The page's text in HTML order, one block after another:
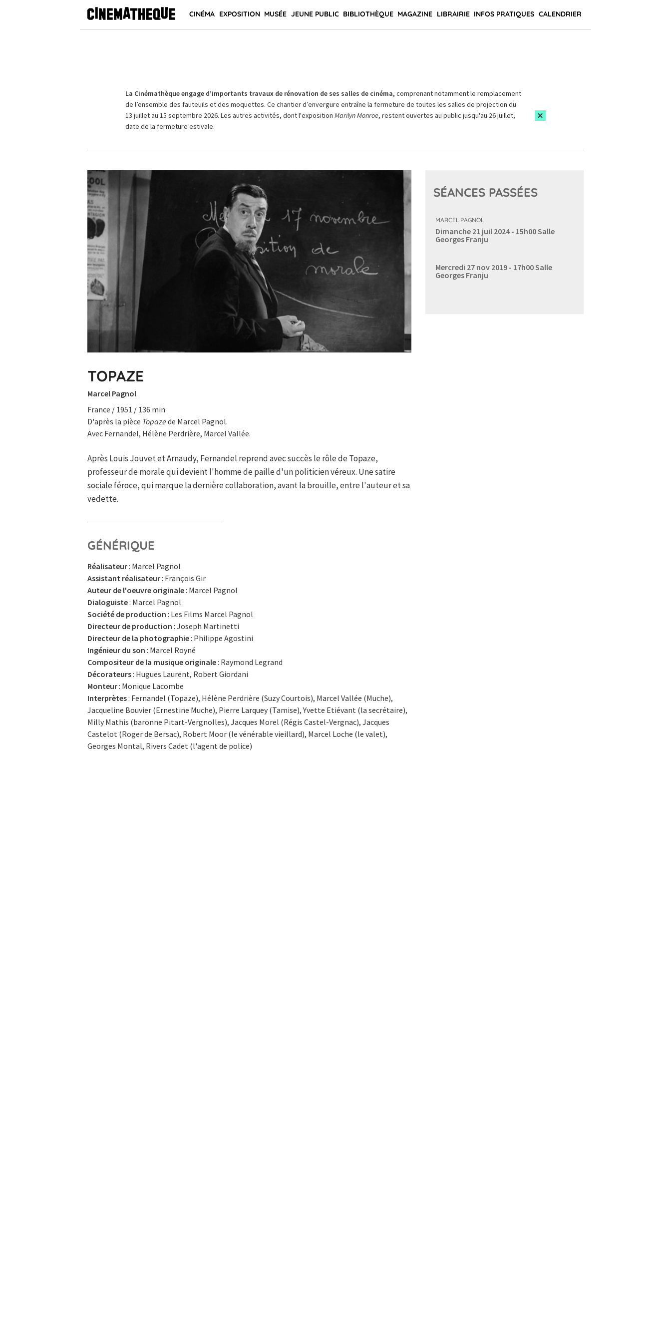
CINÉMA EXPOSITION MUSÉE JEUNE PUBLIC BIBLIOTHÈQUE MAGAZINE LIBRAIRIE INFOS PRATIQUES CALENDRIER
La Cinémathèque engage d’importants travaux de rénovation de ses salles de cinéma, comprenant notamment le remplacement
de l’ensemble des fauteuils et des moquettes. Ce chantier d’envergure entraîne la fermeture de toutes les salles de projection du
13 juillet au 15 septembre 2026. Les autres activités, dont l'exposition Marilyn Monroe, restent ouvertes au public jusqu'au 26 juillet,
date de la fermeture estivale.
TOPAZE
Marcel Pagnol
France / 1951 / 136 min
D'après la pièce Topaze de Marcel Pagnol.
Avec Fernandel, Hélène Perdrière, Marcel Vallée.
Après Louis Jouvet et Arnaudy, Fernandel reprend avec succès le rôle de Topaze,
professeur de morale qui devient l'homme de paille d'un politicien véreux. Une satire
sociale féroce, qui marque la dernière collaboration, avant la brouille, entre l'auteur et sa
vedette.
GÉNÉRIQUE
Réalisateur: Marcel Pagnol
Assistant réalisateur: François Gir
Auteur de l'oeuvre originale: Marcel Pagnol
Dialoguiste: Marcel Pagnol
Société de production : Les Films Marcel Pagnol
Directeur de production : Joseph Martinetti
Directeur de la photographie: Philippe Agostini
Ingénieur du son : Marcel Royné
Compositeur de la musique originale: Raymond Legrand
Décorateurs: Hugues Laurent, Robert Giordani
Monteur: Monique Lacombe
Interprètes: Fernandel (Topaze), Hélène Perdrière (Suzy Courtois), Marcel Vallée (Muche),
Jacqueline Bouvier (Ernestine Muche), Pierre Larquey (Tamise), Yvette Etiévant (la secrétaire),
Milly Mathis (baronne Pitart-Vergnolles), Jacques Morel (Régis Castel-Vergnac), Jacques
Castelot (Roger de Bersac), Robert Moor (le vénérable vieillard), Marcel Loche (le valet),
Georges Montal, Rivers Cadet (l'agent de police)
SÉANCES PASSÉES
MARCEL PAGNOL
Dimanche 21 juil 2024 - 15h00Salle
Georges Franju
Mercredi 27 nov 2019 - 17h00Salle
Georges Franju